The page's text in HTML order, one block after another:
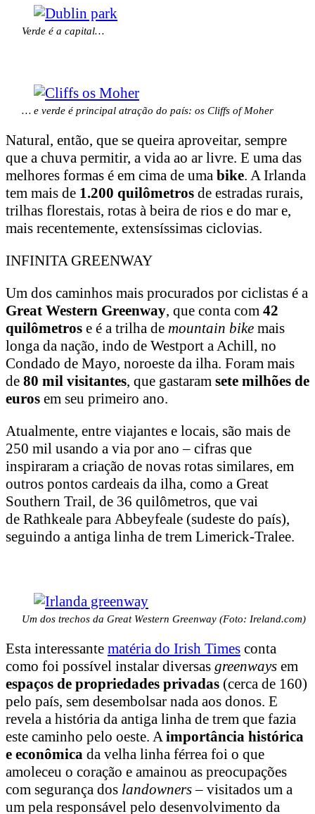
Verde é a capital…
… e verde é principal atração do país: os Cliffs of Moher
Natural, então, que se queira aproveitar, sempre
que a chuva permitir, a vida ao ar livre. E uma das
melhores formas é em cima de uma bike. A Irlanda
tem mais de 1.200 quilômetros de estradas rurais,
trilhas florestais, rotas à beira de rios e do mar e,
mais recentemente, extensíssimas ciclovias.
INFINITA GREENWAY
Um dos caminhos mais procurados por ciclistas é a
Great Western Greenway, que conta com 42
quilômetros e é a trilha de mountain bike mais
longa da nação, indo de Westport a Achill, no
Condado de Mayo, noroeste da ilha. Foram mais
de 80 mil visitantes, que gastaram sete milhões de
euros em seu primeiro ano.
Atualmente, entre viajantes e locais, são mais de
250 mil usando a via por ano – cifras que
inspiraram a criação de novas rotas similares, em
outros pontos cardeais da ilha, como a Great
Southern Trail, de 36 quilômetros, que vai
de Rathkeale para Abbeyfeale (sudeste do país),
seguindo a antiga linha de trem Limerick-Tralee.
Um dos trechos da Great Western Greenway (Foto: Ireland.com)
Esta interessante matéria do Irish Times conta
como foi possível instalar diversas greenways em
espaços de propriedades privadas (cerca de 160)
pelo país, sem desembolsar nada aos donos. E
revela a história da antiga linha de trem que fazia
este caminho pelo oeste. Aimportância histórica
e econômica da velha linha férrea foi o que
amoleceu o coração e amainou as preocupações
com segurança dos landowners– visitados um a
um pela responsável pelo desenvolvimento da